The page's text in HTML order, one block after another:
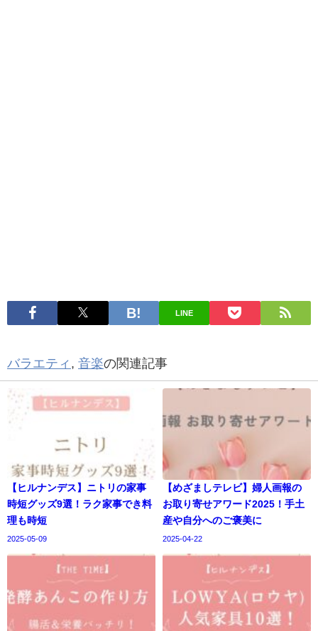
LINE
バラエティ , 音楽の関連記事
【ヒルナンデス】ニトリの家事
時短グッズ9選！ラク家事でき料
理も時短
2025-05-09
【めざましテレビ】婦人画報の
お取り寄せアワード2025！手土
産や自分へのご褒美に
2025-04-22